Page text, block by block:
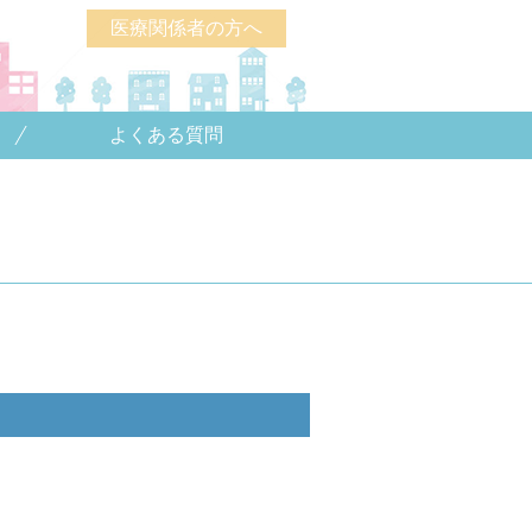
医療関係者の方へ
よくある質問